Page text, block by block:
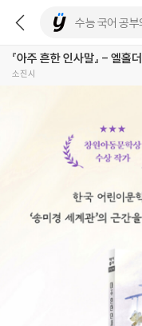
『아주 흔한 인사말』 - 엘홀더
소진시